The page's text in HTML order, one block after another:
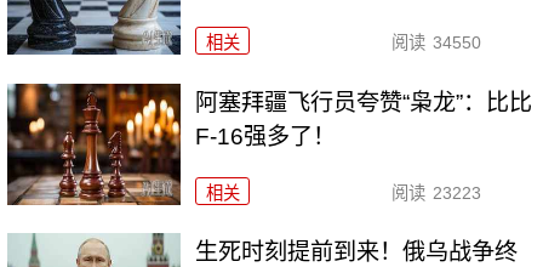
相关 阅读 34550
阿塞拜疆飞行员夸赞“枭龙”：比比
F-16强多了！
相关 阅读 23223
生死时刻提前到来！俄乌战争终